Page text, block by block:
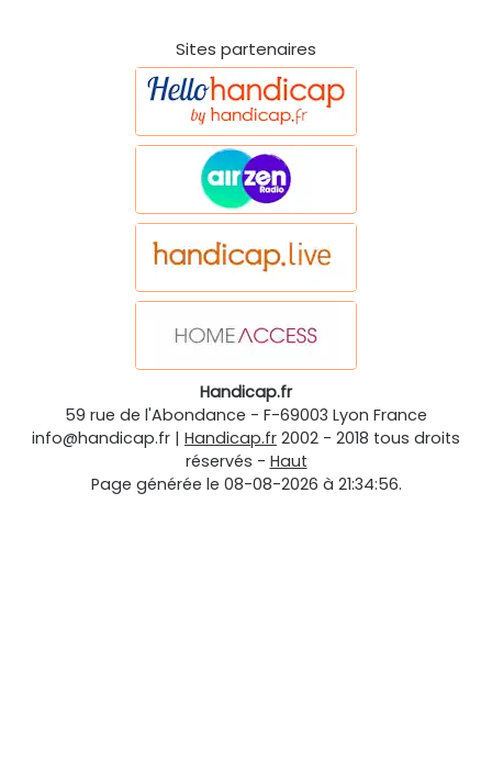
Sites partenaires
Handicap.fr
59 rue de l'Abondance - F-69003 Lyon France
info@handicap.fr | Handicap.fr 2002 - 2018 tous droits
réservés - Haut
Page générée le 08-08-2026 à 21:34:56.